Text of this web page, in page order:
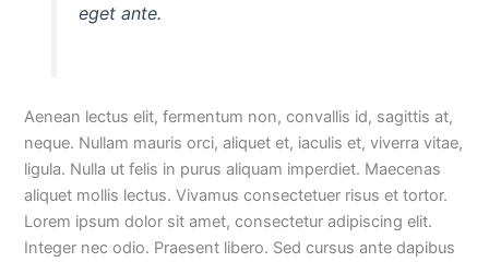
eget ante.
Aenean lectus elit, fermentum non, convallis id, sagittis at,
neque. Nullam mauris orci, aliquet et, iaculis et, viverra vitae,
ligula. Nulla ut felis in purus aliquam imperdiet. Maecenas
aliquet mollis lectus. Vivamus consectetuer risus et tortor.
Lorem ipsum dolor sit amet, consectetur adipiscing elit.
Integer nec odio. Praesent libero. Sed cursus ante dapibus